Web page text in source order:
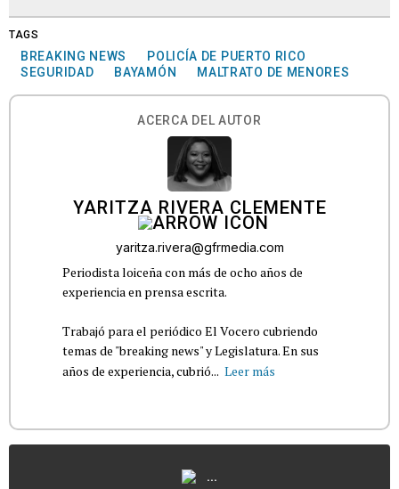
TAGS
BREAKING NEWS
POLICÍA DE PUERTO RICO
SEGURIDAD
BAYAMÓN MALTRATO DE MENORES
ACERCA DEL AUTOR
YARITZA RIVERA CLEMENTE
yaritza.rivera@gfrmedia.com
Periodista loiceña con más de ocho años de
experiencia en prensa escrita.
Trabajó para el periódico El Vocero cubriendo
temas de "breaking news" y Legislatura. En sus
años de experiencia, cubrió... Leer más
...